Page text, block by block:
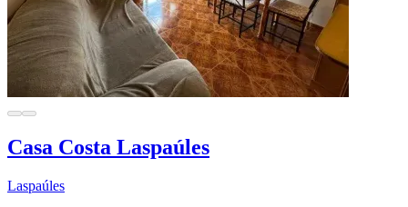
Casa Costa Laspaúles
Laspaúles